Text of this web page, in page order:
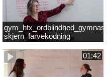
skjern_farvekodning
01:42